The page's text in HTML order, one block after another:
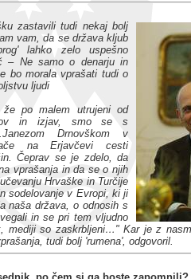
zastavili tudi nekaj bolj
vam, da se država kljub
lahko zelo uspešno
– Ne samo o denarju in
bo morala vprašati tudi o
ljudi
po malem utrujeni od
in izjav, smo se s
Drnovškom v
na Erjavčevi cesti
Čeprav se je zdelo, da
vprašanja in da se o njih
Hrvaške in Turčije
sodelovanje v Evropi, ki ji
naša država, o odnosih s
in se pri tem vljudno
mediji so zaskrbljeni…" Kar je z
tudi bolj 'rumena', odgovoril.